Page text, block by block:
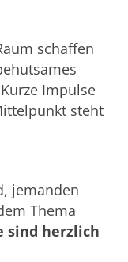
schaffen
Impulse
steht
jemanden
Thema
sind herzlich